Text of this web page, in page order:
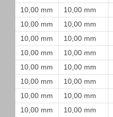
10,00 mm
10,00 mm
10,00 mm
10,00 mm
10,00 mm
10,00 mm
10,00 mm
10,00 mm
10,00 mm
10,00 mm
10,00 mm
10,00 mm
10,00 mm
10,00 mm
10,00 mm
10,00 mm